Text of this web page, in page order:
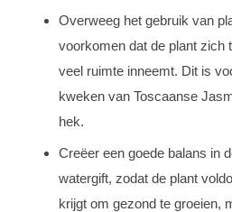
Overweeg het gebruik van
voorkomen dat de plant zich
veel ruimte inneemt. Dit is
kweken van Toscaanse
hek.
Creëer een goede balans in
watergift, zodat de plant
krijgt om gezond te groeien,